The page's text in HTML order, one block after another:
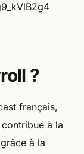
?
français,
à la
à la